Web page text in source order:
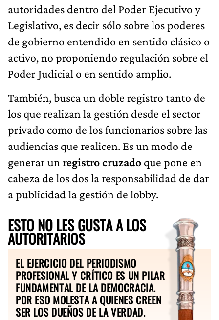
autoridades dentro del Poder Ejecutivo y
Legislativo, es decir sólo sobre los poderes
de gobierno entendido en sentido clásico o
activo, no proponiendo regulación sobre el
Poder Judicial o en sentido amplio.
También, busca un doble registro tanto de
los que realizan la gestión desde el sector
privado como de los funcionarios sobre las
audiencias que realicen. Es un modo de
generar un registro cruzado que pone en
cabeza de los dos la responsabilidad de dar
a publicidad la gestión de lobby.
ESTO NO LES GUSTA A LOS
AUTORITARIOS
EL EJERCICIO DEL PERIODISMO
PROFESIONAL Y CRÍTICO ES UN PILAR
FUNDAMENTAL DE LA DEMOCRACIA.
POR ESO MOLESTA A QUIENES CREEN
SER LOS DUEÑOS DE LA VERDAD.